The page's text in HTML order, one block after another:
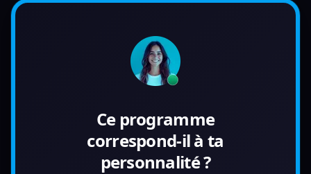
Ce programme
correspond-il à ta
personnalité ?